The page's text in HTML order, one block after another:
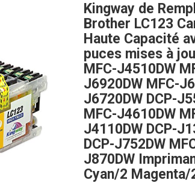
Kingway de
Brother LC123
Haute Capacité
puces mises à
MFC-J4510DW
J6920DW MFC-
J6720DW DCP-
MFC-J4610DW
J4110DW DCP-
DCP-J752DW
J870DW
Cyan/2